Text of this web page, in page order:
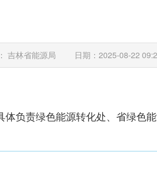
吉林省能源局 日期：2025-08-22
体负责绿色能源转化处、省绿色